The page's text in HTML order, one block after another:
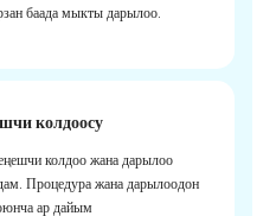
баада мыкты дарылоо.
колдоосу
колдоо жана дарылоо
Процедура жана дарылоодон
ар дайым